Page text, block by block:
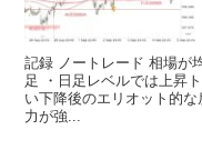
記録 ノートレード 相場が
足 ・日足レベルでは上昇
い下降後のエリオット的
力が強...